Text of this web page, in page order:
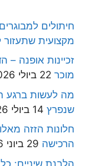
חיתולים
מקצועית
זכיינות אופנה
מוכר 22 ביולי 2026
מה לעשות ברגע
שנפרץ 14 ביולי 2026
חלונות הזזה
הרכישה 29 ביוני 2026
הלבנת שיניים: